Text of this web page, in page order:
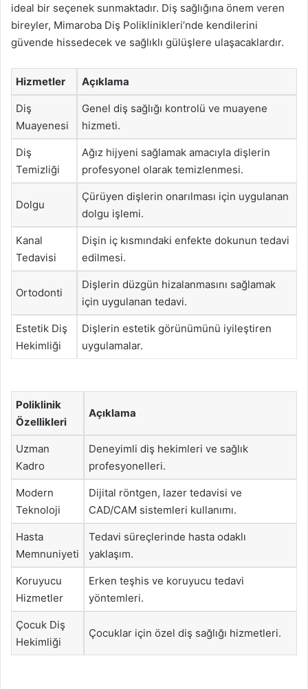
ideal bir seçenek sunmaktadır. Diş sağlığına önem veren
bireyler, Mimaroba Diş Poliklinikleri’nde kendilerini
güvende hissedecek ve sağlıklı gülüşlere ulaşacaklardır.
Hizmetler Açıklama
Diş
Muayenesi
Genel diş sağlığı kontrolü ve muayene
hizmeti.
Diş
Temizliği
Ağız hijyeni sağlamak amacıyla dişlerin
profesyonel olarak temizlenmesi.
Dolgu
Çürüyen dişlerin onarılması için uygulanan
dolgu işlemi.
Kanal
Tedavisi
Dişin iç kısmındaki enfekte dokunun tedavi
edilmesi.
Ortodonti
Dişlerin düzgün hizalanmasını sağlamak
için uygulanan tedavi.
Estetik Diş
Hekimliği
Dişlerin estetik görünümünü iyileştiren
uygulamalar.
Poliklinik
Özellikleri
Açıklama
Uzman
Kadro
Deneyimli diş hekimleri ve sağlık
profesyonelleri.
Modern
Teknoloji
Dijital röntgen, lazer tedavisi ve
CAD/CAM sistemleri kullanımı.
Hasta
Memnuniyeti
Tedavi süreçlerinde hasta odaklı
yaklaşım.
Koruyucu
Hizmetler
Erken teşhis ve koruyucu tedavi
yöntemleri.
Çocuk Diş
Hekimliği
Çocuklar için özel diş sağlığı hizmetleri.